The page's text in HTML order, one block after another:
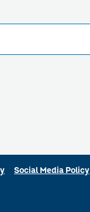
Social Media Policy